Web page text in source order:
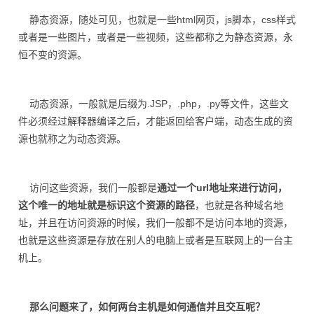
静态资源，随处可见，也就是一些html网页，js脚本，css样式
或者是一些图片，或者是一些视频，这些都称之为静态资源，永
恒不变的资源。
动态资源，一般就是后缀为.JSP，.php，.py等文件，这些文
件必须经过解释器编译之后，才能返回给客户端，动态生成的资
源也就称之为动态资源。
访问这些资源，我们一般都是通过一个url地址来进行访问，
这个唯一的地址就是标识这个资源的路径，也就是各种域名地
址，并且在访问资源的时候，我们一般都不是访问本地的资源，
也就是这些资源是存放在别人的电脑上或者是互联网上的一台主
机上。
那么问题来了，如何两台主机是如何通信并且交互呢？